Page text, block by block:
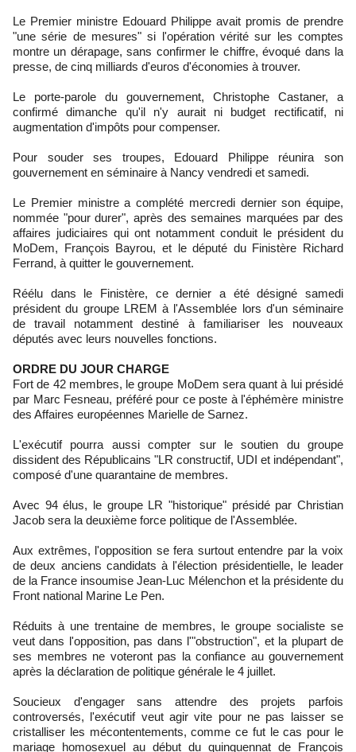
Le Premier ministre Edouard Philippe avait promis de prendre
"une série de mesures" si l'opération vérité sur les comptes
montre un dérapage, sans confirmer le chiffre, évoqué dans la
presse, de cinq milliards d'euros d'économies à trouver.
Le porte-parole du gouvernement, Christophe Castaner, a
confirmé dimanche qu'il n'y aurait ni budget rectificatif, ni
augmentation d'impôts pour compenser.
Pour souder ses troupes, Edouard Philippe réunira son
gouvernement en séminaire à Nancy vendredi et samedi.
Le Premier ministre a complété mercredi dernier son équipe,
nommée "pour durer", après des semaines marquées par des
affaires judiciaires qui ont notamment conduit le président du
MoDem, François Bayrou, et le député du Finistère Richard
Ferrand, à quitter le gouvernement.
Réélu dans le Finistère, ce dernier a été désigné samedi
président du groupe LREM à l'Assemblée lors d'un séminaire
de travail notamment destiné à familiariser les nouveaux
députés avec leurs nouvelles fonctions.
ORDRE DU JOUR CHARGE
Fort de 42 membres, le groupe MoDem sera quant à lui présidé
par Marc Fesneau, préféré pour ce poste à l'éphémère ministre
des Affaires européennes Marielle de Sarnez.
L'exécutif pourra aussi compter sur le soutien du groupe
dissident des Républicains "LR constructif, UDI et indépendant",
composé d'une quarantaine de membres.
Avec 94 élus, le groupe LR "historique" présidé par Christian
Jacob sera la deuxième force politique de l'Assemblée.
Aux extrêmes, l'opposition se fera surtout entendre par la voix
de deux anciens candidats à l'élection présidentielle, le leader
de la France insoumise Jean-Luc Mélenchon et la présidente du
Front national Marine Le Pen.
Réduits à une trentaine de membres, le groupe socialiste se
veut dans l'opposition, pas dans l'"obstruction", et la plupart de
ses membres ne voteront pas la confiance au gouvernement
après la déclaration de politique générale le 4 juillet.
Soucieux d'engager sans attendre des projets parfois
controversés, l'exécutif veut agir vite pour ne pas laisser se
cristalliser les mécontentements, comme ce fut le cas pour le
mariage homosexuel au début du quinquennat de François